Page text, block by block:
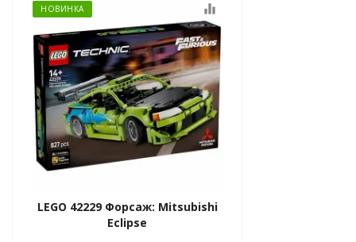
НОВИНКА equalizer
LEGO 42229 Форсаж: Mitsubishi
Eclipse